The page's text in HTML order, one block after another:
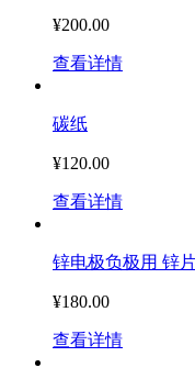
¥200.00
查看详情
碳纸
¥120.00
查看详情
锌电极负极用 锌
¥180.00
查看详情